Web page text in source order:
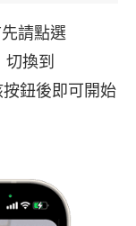
請點選
切換到
按鈕後即可開始